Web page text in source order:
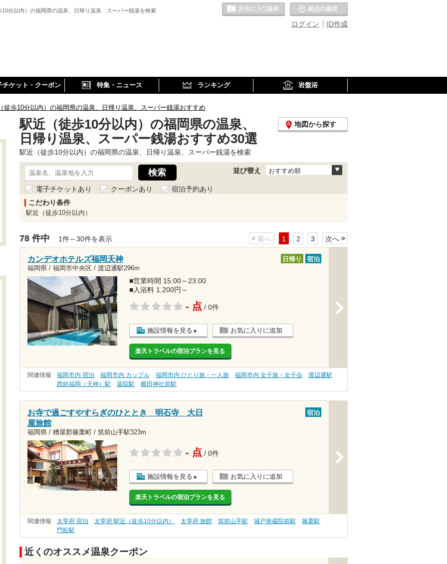
10分以内）の福岡県の温泉、日帰り温泉、スーパー銭湯を検索
ID作成
ログイン
お気に入りの温泉
チケット・クーポン 特集・ニュース ランキング 岩盤浴
徒歩10分以内）の福岡県の温泉、日帰り温泉、スーパー銭湯おすすめ
駅近（徒歩10分以内）の福岡県の温泉、
日帰り温泉、スーパー銭湯おすすめ30選
地図から探す
駅近（徒歩10分以内）の福岡県の温泉、日帰り温泉、スーパー銭湯を検索
並び替え おすすめ順
電子チケットあり クーポンあり
宿泊予約あり
こだわり条件
駅近（徒歩10分以内）
78 件中 1件～30件を表示 前へ 1 2 3 次へ
カンデオホテルズ福岡天神
福岡県 / 福岡市中央区 / 渡辺通駅296m
日帰り 宿泊
■営業時間 15:00～23:00
■入浴料 1,200円～
- 点 / 0件
施設情報を見る お気に入りに追加
楽天トラベルの宿泊プランを見る
関連情報 福岡市内 宿泊 福岡市内 カップル 福岡市内 ひとり旅・一人旅 福岡市内 女子旅・女子会
渡辺通駅
西鉄福岡（天神）駅
薬院駅 櫛田神社前駅
お寺で過ごすやすらぎのひととき 明石寺 大日
屋旅館
福岡県 / 糟屋郡篠栗町 / 筑前山手駅323m
宿泊
- 点 / 0件
施設情報を見る お気に入りに追加
楽天トラベルの宿泊プランを見る
関連情報 太宰府 宿泊 太宰府 駅近（徒歩10分以内） 太宰府 旅館 筑前山手駅 城戸南蔵院前駅
篠栗駅
門松駅
近くのオススメ温泉クーポン